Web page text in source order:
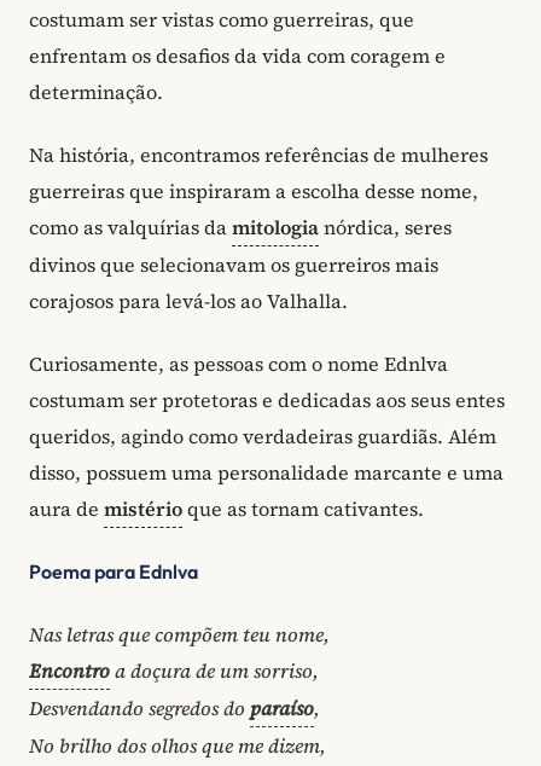
costumam ser vistas como guerreiras, que
enfrentam os desafios da vida com coragem e
determinação.
Na história, encontramos referências de mulheres
guerreiras que inspiraram a escolha desse nome,
como as valquírias damitologianórdica, seres
divinos que selecionavam os guerreiros mais
corajosos para levá-los ao Valhalla.
Curiosamente, as pessoas com o nome Ednlva
costumam ser protetoras e dedicadas aos seus entes
queridos, agindo como verdadeiras guardiãs. Além
disso, possuem uma personalidade marcante e uma
aura de mistérioque as tornam cativantes.
Poema para Ednlva
Nas letras que compõem teu nome,
Encontroa doçura de um sorriso,
Desvendando segredos do paraíso,
No brilho dos olhos que me dizem,